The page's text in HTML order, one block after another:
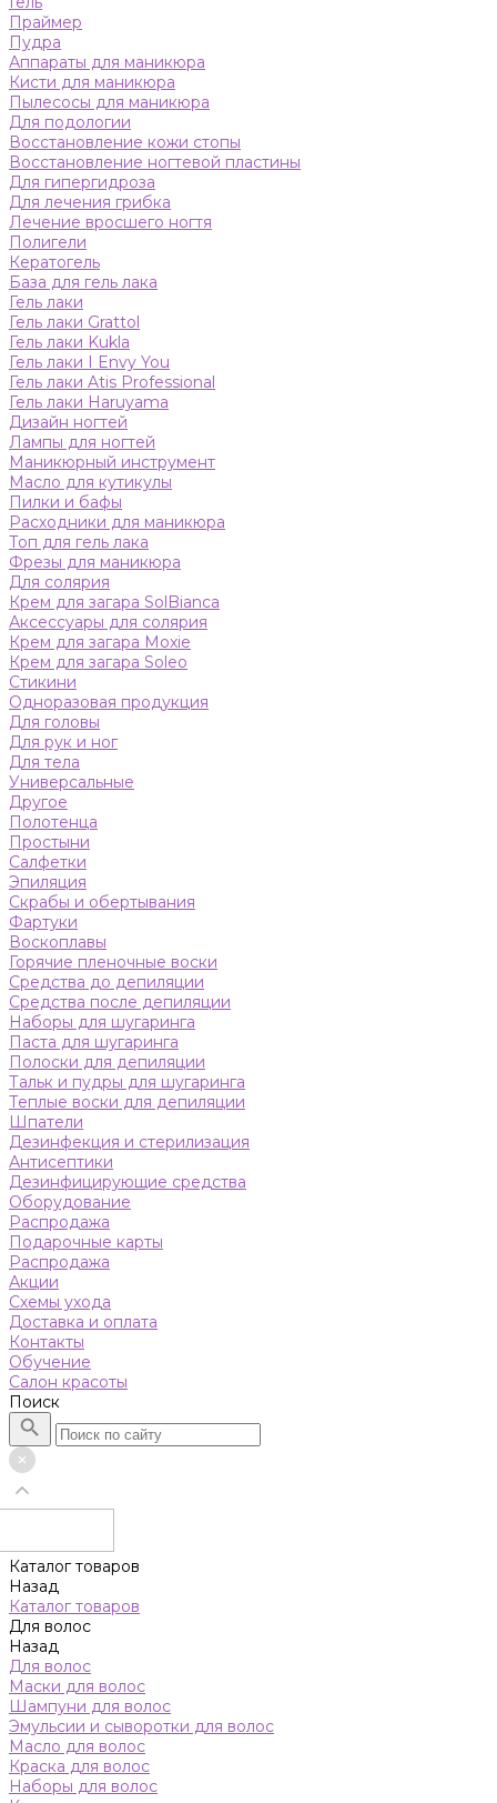
Праймер
Пудра
Аппараты для маникюра
Кисти для маникюра
Пылесосы для маникюра
Для подологии
Восстановление кожи стопы
Восстановление ногтевой пластины
Для гипергидроза
Для лечения грибка
Лечение вросшего ногтя
Полигели
Кератогель
База для гель лака
Гель лаки
Гель лаки Grattol
Гель лаки Kukla
Гель лаки I Envy You
Гель лаки Atis Professional
Гель лаки Haruyama
Дизайн ногтей
Лампы для ногтей
Маникюрный инструмент
Масло для кутикулы
Пилки и бафы
Расходники для маникюра
Топ для гель лака
Фрезы для маникюра
Для солярия
Крем для загара SolBianca
Аксессуары для солярия
Крем для загара Moxie
Крем для загара Soleo
Стикини
Одноразовая продукция
Для головы
Для рук и ног
Для тела
Универсальные
Другое
Полотенца
Простыни
Салфетки
Эпиляция
Скрабы и обертывания
Фартуки
Воскоплавы
Горячие пленочные воски
Средства до депиляции
Средства после депиляции
Наборы для шугаринга
Паста для шугаринга
Полоски для депиляции
Тальк и пудры для шугаринга
Теплые воски для депиляции
Шпатели
Дезинфекция и стерилизация
Антисептики
Дезинфицирующие средства
Оборудование
Распродажа
Подарочные карты
Распродажа
Акции
Схемы ухода
Доставка и оплата
Контакты
Обучение
Салон красоты
Поиск
Каталог товаров
Назад
Каталог товаров
Для волос
Назад
Для волос
Маски для волос
Шампуни для волос
Эмульсии и сыворотки для волос
Масло для волос
Краска для волос
Наборы для волос